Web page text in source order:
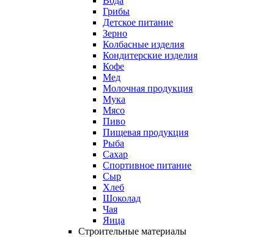
Грибы
Детское питание
Зерно
Колбасные изделия
Кондитерские изделия
Кофе
Мед
Молочная продукция
Мука
Мясо
Пиво
Пищевая продукция
Рыба
Сахар
Спортивное питание
Сыр
Хлеб
Шоколад
Чая
Яица
Строительные материалы